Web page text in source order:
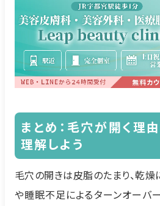
まとめ：毛穴が開く理
理解しよう
毛穴の開きは皮脂のたまり、乾燥
や睡眠不足によるターンオーバ